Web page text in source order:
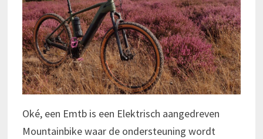
Oké, een Emtb is een Elektrisch aangedreven
Mountainbike waar de ondersteuning wordt